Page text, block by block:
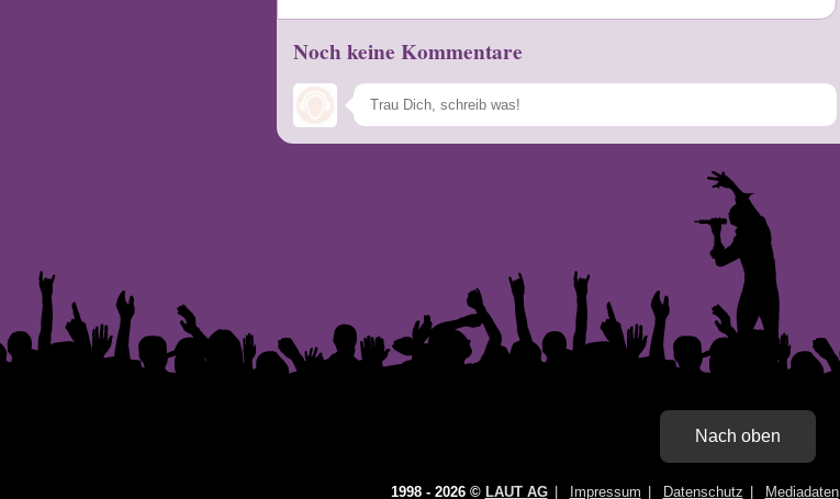
Noch keine Kommentare
Speichern
Nach oben
1998 - 2026 © LAUT AG Impressum Datenschutz Mediadaten